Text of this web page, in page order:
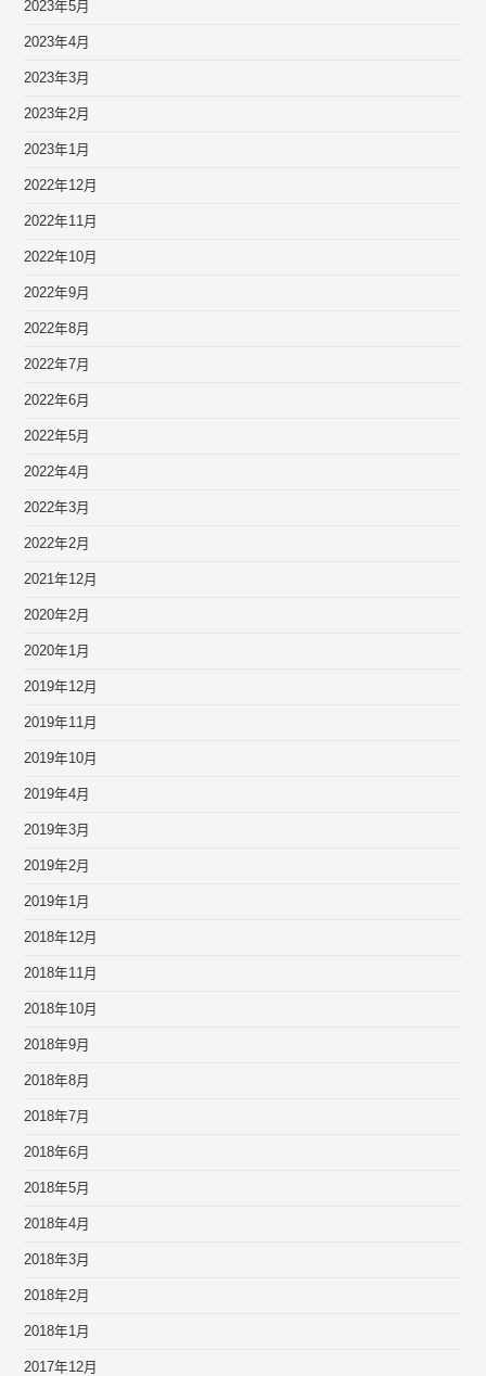
2023年5月
2023年4月
2023年3月
2023年2月
2023年1月
2022年12月
2022年11月
2022年10月
2022年9月
2022年8月
2022年7月
2022年6月
2022年5月
2022年4月
2022年3月
2022年2月
2021年12月
2020年2月
2020年1月
2019年12月
2019年11月
2019年10月
2019年4月
2019年3月
2019年2月
2019年1月
2018年12月
2018年11月
2018年10月
2018年9月
2018年8月
2018年7月
2018年6月
2018年5月
2018年4月
2018年3月
2018年2月
2018年1月
2017年12月